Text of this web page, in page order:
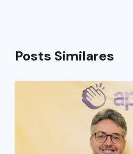
Posts Similares